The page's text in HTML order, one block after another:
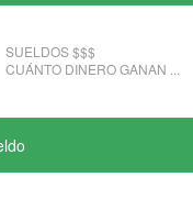
SUELDOS $$$
CUÁNTO DINERO GANAN ...